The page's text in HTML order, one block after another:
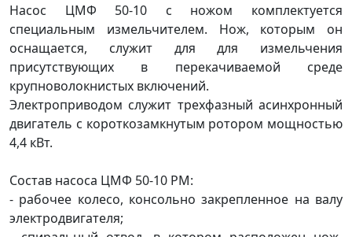
Насос ЦМФ 50-10 с ножом комплектуется
специальным измельчителем. Нож, которым он
оснащается, служит для для измельчения
присутствующих в перекачиваемой среде
крупноволокнистых включений.
Электроприводом служит трехфазный асинхронный
двигатель с короткозамкнутым ротором мощностью
4,4 кВт.
Состав насоса ЦМФ 50-10 РМ:
- рабочее колесо, консольно закрепленное на валу
электродвигателя;